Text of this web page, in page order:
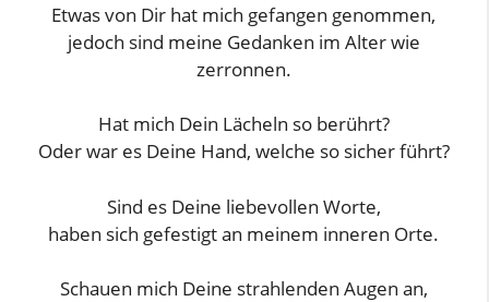
Etwas von Dir hat mich gefangen genommen,
jedoch sind meine Gedanken im Alter wie
zerronnen.
Hat mich Dein Lächeln so berührt?
Oder war es Deine Hand, welche so sicher führt?
Sind es Deine liebevollen Worte,
haben sich gefestigt an meinem inneren Orte.
Schauen mich Deine strahlenden Augen an,